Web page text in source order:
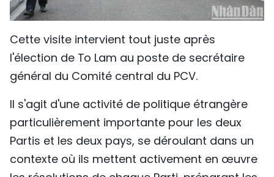
Cette visite intervient tout juste après
l'élection de To Lam au poste de secrétaire
général du Comité central du PCV.
Il s'agit d'une activité de politique étrangère
particulièrement importante pour les deux
Partis et les deux pays, se déroulant dans un
contexte où ils mettent activement en œuvre